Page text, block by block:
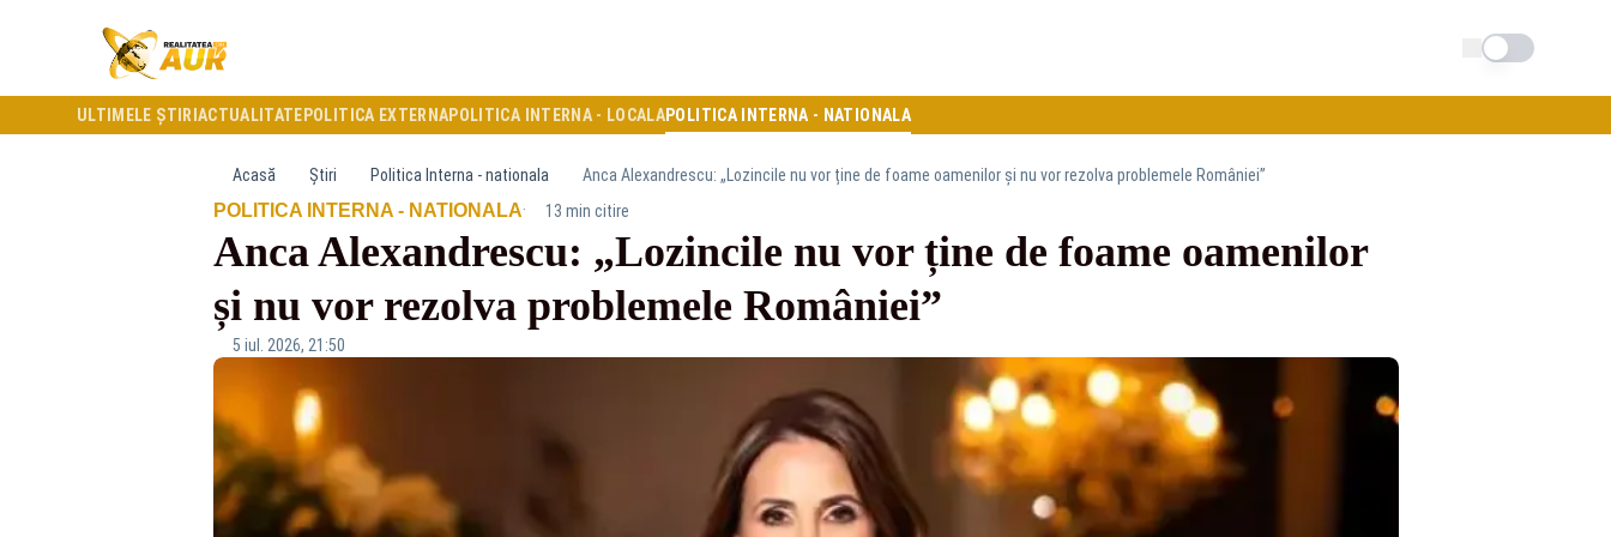
Schimba tema
ULTIMELE ȘTIRI ACTUALITATE POLITICA EXTERNAPOLITICA INTERNA - LOCALAPOLITICA INTERNA - NATIONALA
Acasă Știri Politica Interna - nationala Anca Alexandrescu: „Lozincile nu vor ține de foame oamenilor și nu vor rezolva problemele României”
POLITICA INTERNA - NATIONALA· 13 min citire
Anca Alexandrescu: „Lozincile nu vor ține de foame oamenilor
și nu vor rezolva problemele României”
5 iul. 2026, 21:50